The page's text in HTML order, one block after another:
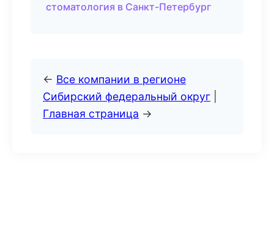
стоматология в Санкт-Петербург
← Все компании в регионе
Сибирский федеральный округ
Главная страница →